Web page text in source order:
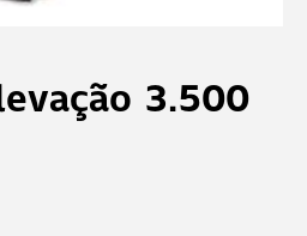
3.500